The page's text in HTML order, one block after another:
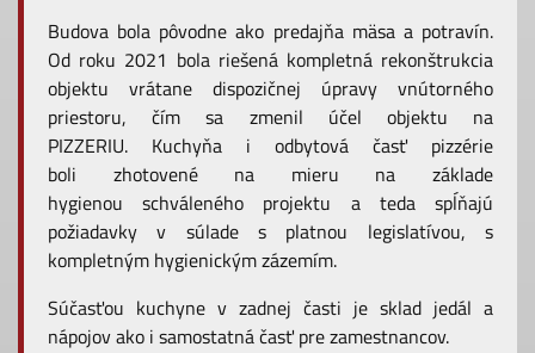
Budova bola pôvodne ako predajňa mäsa a potravín.
Od roku 2021 bola riešená kompletná rekonštrukcia
objektu vrátane dispozičnej úpravy vnútorného
priestoru, čím sa zmenil účel objektu na
PIZZERIU. Kuchyňa i odbytová časť pizzérie
boli zhotovené na mieru na základe
hygienou schváleného projektu a teda spĺňajú
požiadavky v súlade s platnou legislatívou, s
kompletným hygienickým zázemím.
Súčasťou kuchyne v zadnej časti je sklad jedál a
nápojov ako i samostatná časť pre zamestnancov.